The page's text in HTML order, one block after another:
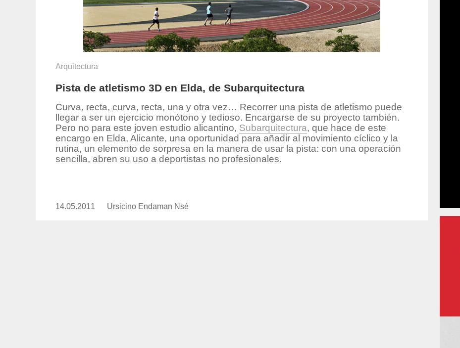
Arquitectura
Pista de atletismo 3D en Elda, de Subarquitectura
Curva, recta, curva, recta, una y otra vez… Recorrer una pista de atletismo puede
llegar a ser un ejercicio monótono y tedioso. Encargarse de su proyecto también.
Pero no para este joven estudio alicantino, Subarquitectura, que hace de este
encargo en Elda, Alicante, una oportunidad para añadir al movimiento cíclico y la
rutina, un elemento de sorpresa en la manera de usar la pista: con una operación
sencilla, abren su uso a deportistas no profesionales.
Publicado
14.05.2011
https://www.experimenta.es/author/ursicino-
Ursicino Endaman Nsé